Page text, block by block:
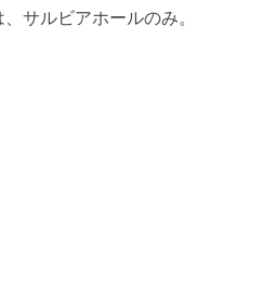
サルビアホールのみ。